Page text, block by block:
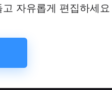
자유롭게 편집하세요